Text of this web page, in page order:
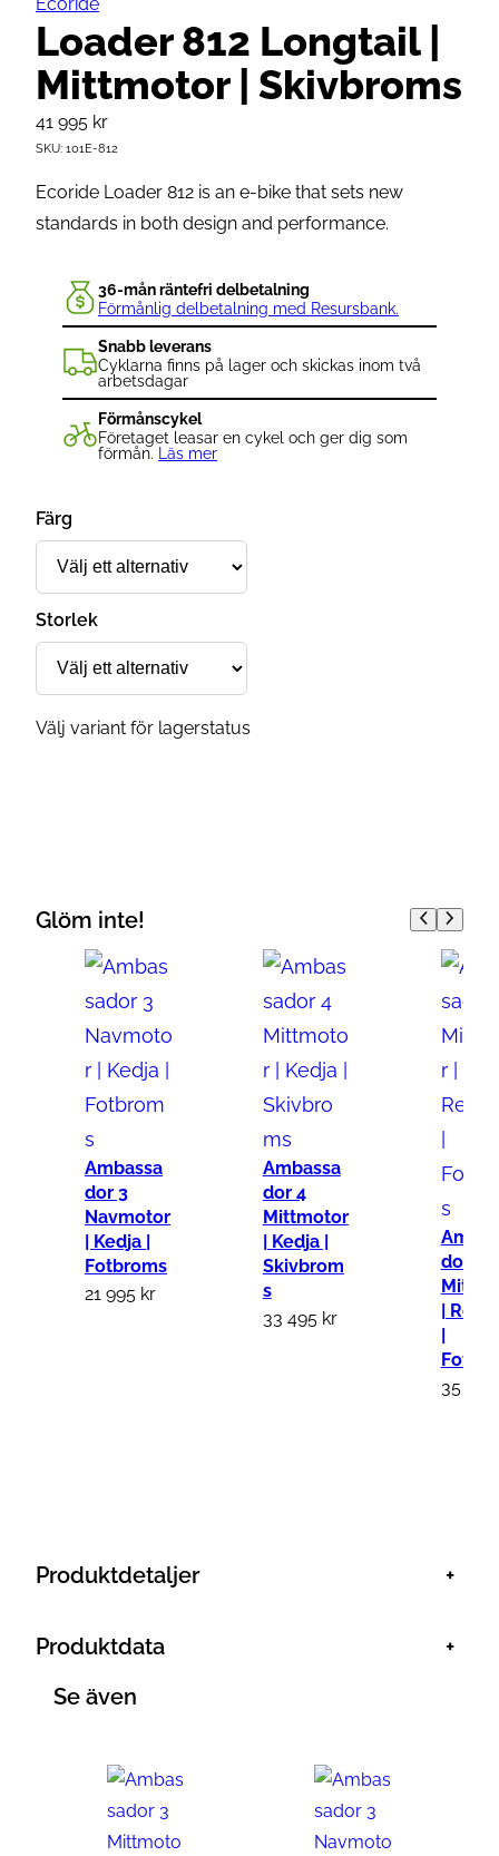
Loader 812 Longtail |
Mittmotor | Skivbroms
41 995 kr
SKU: 101E-812
Ecoride Loader 812 is an e-bike that sets new
standards in both design and performance.
36-mån räntefri delbetalning
Förmånlig delbetalning med Resursbank.
Snabb leverans
Cyklarna finns på lager och skickas inom två
arbetsdagar
Förmånscykel
Företaget leasar en cykel och ger dig som
förmån. Läs mer
Färg
Storlek
Välj variant för lagerstatus
Glöm inte!
Ambassa
dor 3
Navmotor
| Kedja |
Fotbroms
21 995 kr
Ambassa
dor 4
Mittmotor
| Kedja |
Skivbrom
s
33 495 kr
dor 4
|
|
35 495
Produktdetaljer +
Produktdata
+
Se även